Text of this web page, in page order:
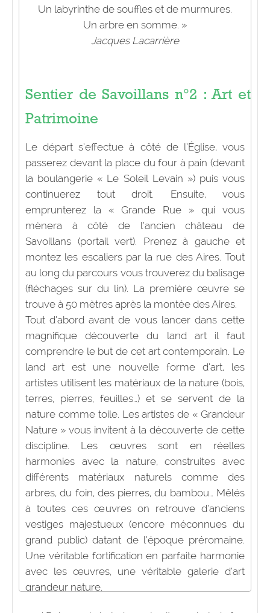
Un labyrinthe de souffles et de murmures.
Un arbre en somme. »
Jacques Lacarrière
Sentier de Savoillans n°2 : Art et
Patrimoine
Le départ s’effectue à côté de l’Église, vous
passerez devant la place du four à pain (devant
la boulangerie « Le Soleil Levain ») puis vous
continuerez tout droit. Ensuite, vous
emprunterez la « Grande Rue » qui vous
mènera à côté de l’ancien château de
Savoillans (portail vert). Prenez à gauche et
montez les escaliers par la rue des Aires. Tout
au long du parcours vous trouverez du balisage
(fléchages sur du lin). La première œuvre se
trouve à 50 mètres après la montée des Aires.
Tout d’abord avant de vous lancer dans cette
magnifique découverte du land art il faut
comprendre le but de cet art contemporain. Le
land art est une nouvelle forme d’art, les
artistes utilisent les matériaux de la nature (bois,
terres, pierres, feuilles…) et se servent de la
nature comme toile. Les artistes de « Grandeur
Nature » vous invitent à la découverte de cette
discipline. Les œuvres sont en réelles
harmonies avec la nature, construites avec
différents matériaux naturels comme des
arbres, du foin, des pierres, du bambou… Mêlés
à toutes ces œuvres on retrouve d’anciens
vestiges majestueux (encore méconnues du
grand public) datant de l’époque préromaine.
Une véritable fortification en parfaite harmonie
avec les œuvres, une véritable galerie d’art
grandeur nature.